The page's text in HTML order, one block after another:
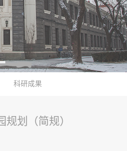
科研成果
划（简规）